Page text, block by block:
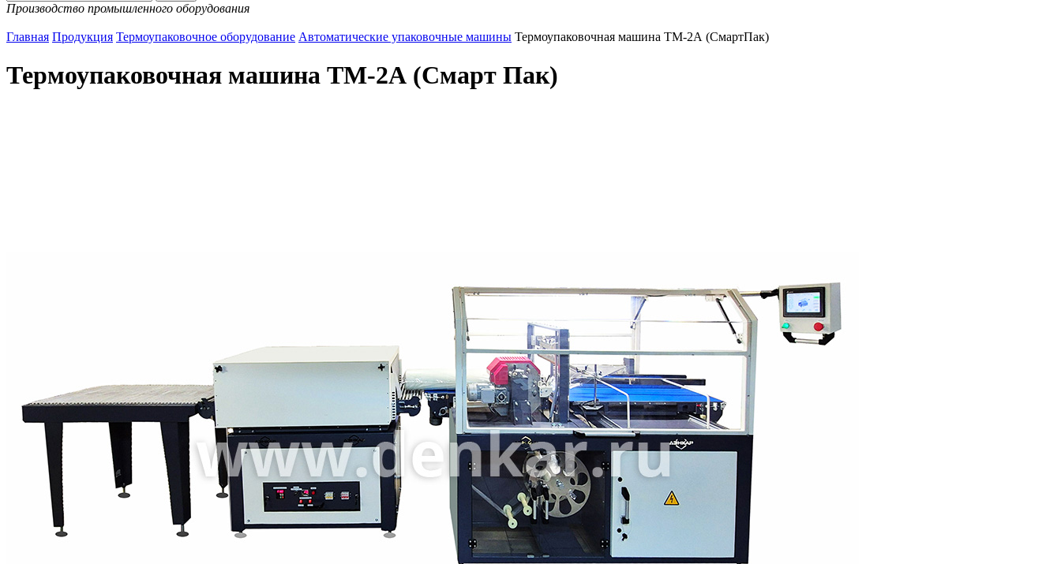
Производство промышленного оборудования
Главная Продукция Термоупаковочное оборудование Автоматические упаковочные машины Термоупаковочная машина ТМ-2А (СмартПак)
Термоупаковочная машина ТМ-2А (Смарт Пак)